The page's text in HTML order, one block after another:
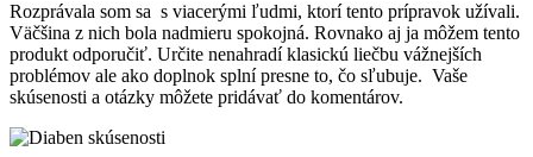
Rozprávala som sa s viacerými ľudmi, ktorí tento prípravok užívali.
Väčšina z nich bola nadmieru spokojná. Rovnako aj ja môžem tento
produkt odporučiť. Určite nenahradí klasickú liečbu vážnejších
problémov ale ako doplnok splní presne to, čo sľubuje. Vaše
skúsenosti a otázky môžete pridávať do komentárov.